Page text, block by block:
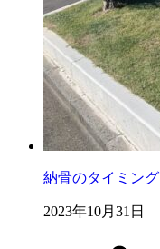
納骨のタイミング
2023年10月31日